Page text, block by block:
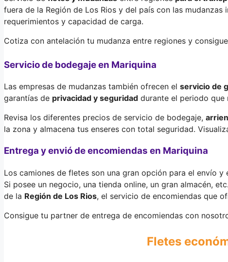
fuera de la Región de Los Rios y del país con las mudanzas
requerimientos y capacidad de carga.
Cotiza con antelación tu mudanza entre regiones y
Servicio de bodegaje en Mariquina
Las empresas de mudanzas también ofrecen el servicio de
garantías de privacidad y seguridad durante el periodo que
Revisa los diferentes precios de servicio de bodegaje,
la zona y almacena tus enseres con total seguridad.
Entrega y envió de encomiendas en Mariquina
Los camiones de fletes son una gran opción para el envío y
Si posee un negocio, una tienda online, un gran almacén,
de la Región de Los Rios, el servicio de encomiendas que
Consigue tu partner de entrega de encomiendas con
Fletes